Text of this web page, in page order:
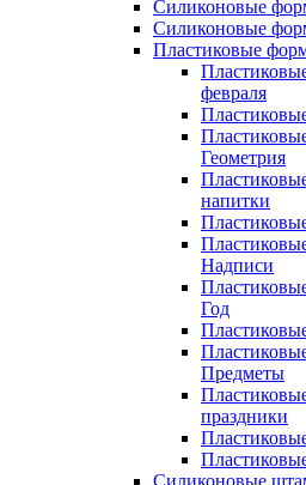
Силиконовые
Силиконовые
Пластиковые
февраля
Геометрия
напитки
Надписи
Год
Предметы
праздники
Силиконовые